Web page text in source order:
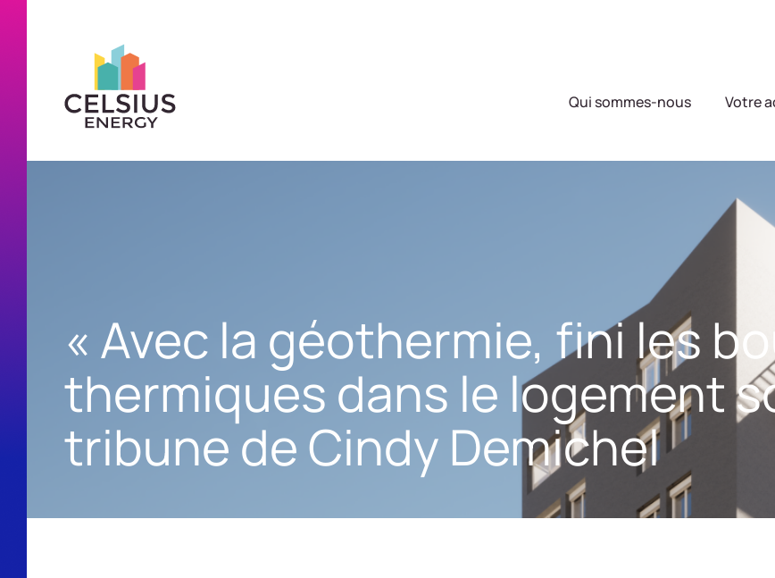
Qui sommes-nous Votre
« Avec la géothermie, fini les
thermiques dans le logement
tribune de Cindy Demichel